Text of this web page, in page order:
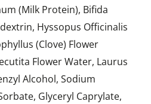
(Milk Protein), Bifida
Hyssopus Officinalis
(Clove) Flower
Flower Water, Laurus
Alcohol, Sodium
Glyceryl Caprylate,